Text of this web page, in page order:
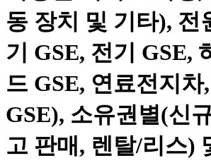
동 장치 및 기타), 전
기 GSE, 전기 GSE,
드 GSE, 연료전지차
GSE), 소유권별(신
고 판매, 렌탈/리스)